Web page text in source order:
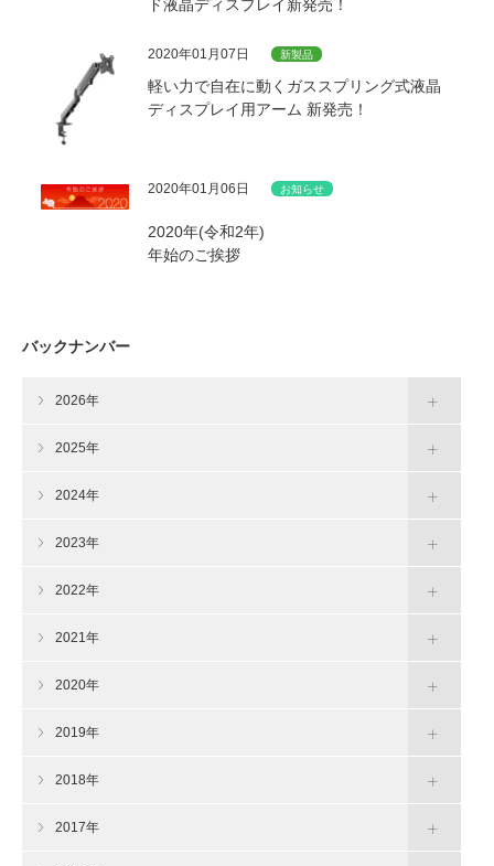
ド液晶ディスプレイ新発売！
2020年01月07日 新製品
軽い力で自在に動くガススプリング式液晶
ディスプレイ用アーム 新発売！
2020年01月06日 お知らせ
2020年(令和2年)
年始のご挨拶
バックナンバー
2026年
2025年
2024年
2023年
2022年
2021年
2020年
2019年
2018年
2017年